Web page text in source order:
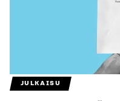
JULKAISU